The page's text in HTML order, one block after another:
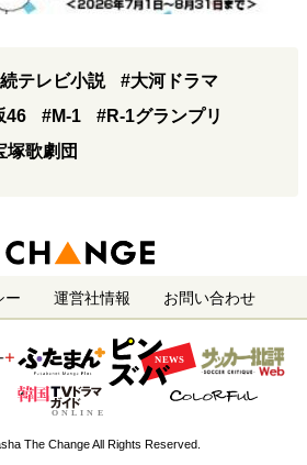
テレビ小説
#大河ドラマ
46 #M-1
#R-1グランプリ
塚歌劇団
ー 運営社情報 お問い合わせ
The Change All Rights Reserved.